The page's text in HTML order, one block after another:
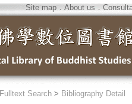
Site map．About us ．
Fulltext Search> Bibliography Detail